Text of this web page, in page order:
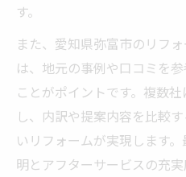
す。
また、愛知県弥富市のリフ
は、地元の事例や口コミを
ことがポイントです。複数
し、内訳や提案内容を比較
いリフォームが実現します
明とアフターサービスの充